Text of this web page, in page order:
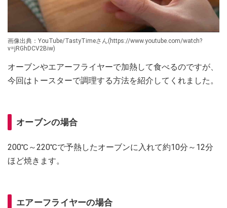
画像出典：YouTube/TastyTimeさん(https://www.youtube.com/watch?
v=jRGhDCV2Biw)
オーブンやエアーフライヤーで加熱して食べるのですが、
今回はトースターで調理する方法を紹介してくれました。
オーブンの場合
200℃～220℃で予熱したオーブンに入れて約10分～12分
ほど焼きます。
エアーフライヤーの場合